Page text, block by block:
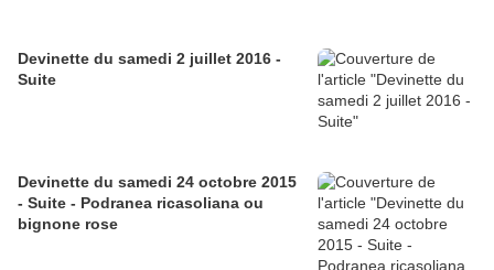
Devinette du samedi 2 juillet 2016 -
Suite
Devinette du samedi 24 octobre 2015
- Suite - Podranea ricasoliana ou
bignone rose